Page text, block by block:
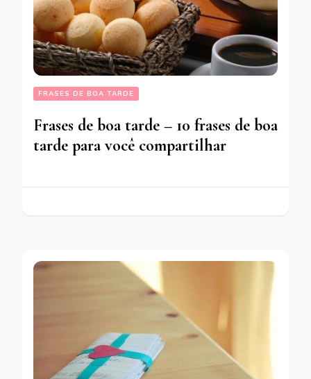
FRASES DE BOA TARDE
Frases de boa tarde – 10 frases de boa
tarde para você compartilhar